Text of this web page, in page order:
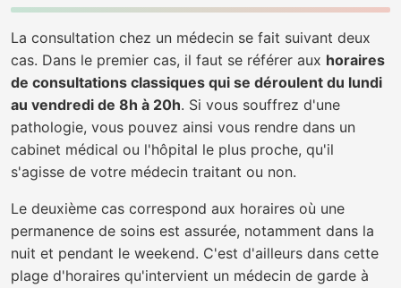
La consultation chez un médecin se fait suivant deux
cas. Dans le premier cas, il faut se référer aux horaires
de consultations classiques qui se déroulent du lundi
au vendredi de 8h à 20h. Si vous souffrez d'une
pathologie, vous pouvez ainsi vous rendre dans un
cabinet médical ou l'hôpital le plus proche, qu'il
s'agisse de votre médecin traitant ou non.
Le deuxième cas correspond aux horaires où une
permanence de soins est assurée, notamment dans la
nuit et pendant le weekend. C'est d'ailleurs dans cette
plage d'horaires qu'intervient un médecin de garde à